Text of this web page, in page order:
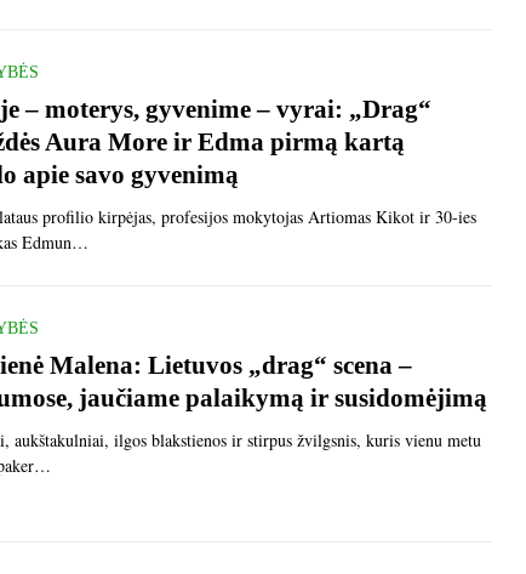
– moterys, gyvenime – vyrai: „Drag“
Aura More ir Edma pirmą kartą
apie savo gyvenimą
profilio kirpėjas, profesijos mokytojas Artiomas Kikot ir 30-ies
Edmun…
Malena: Lietuvos „drag“ scena –
jaučiame palaikymą ir susidomėjimą
aukštakulniai, ilgos blakstienos ir stirpus žvilgsnis, kuris vienu metu